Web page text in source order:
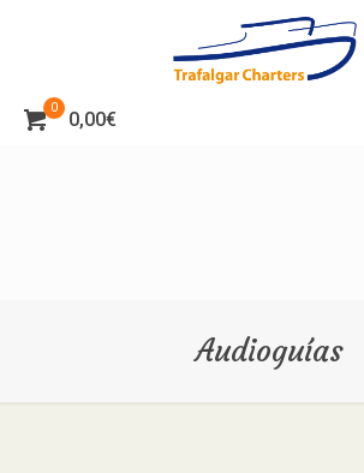
0
0,00€
Audioguías